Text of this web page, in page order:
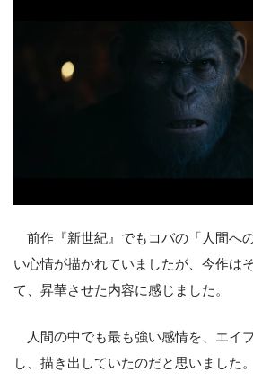
前作『新世紀』でもコバの「人間へ
い心情が描かれていましたが、今作は
て、昇華させた内容に感じました。
人間の中でも最も強い感情を、エイ
し、描き出していたのだと思いました。